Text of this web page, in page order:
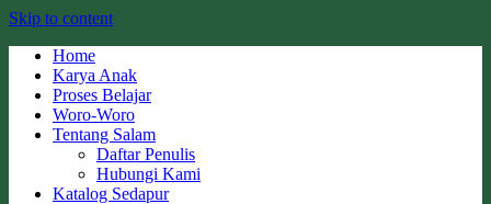
Skip to content
Home
Karya Anak
Proses Belajar
Woro-Woro
Tentang Salam
Daftar Penulis
Hubungi Kami
Katalog Sedapur